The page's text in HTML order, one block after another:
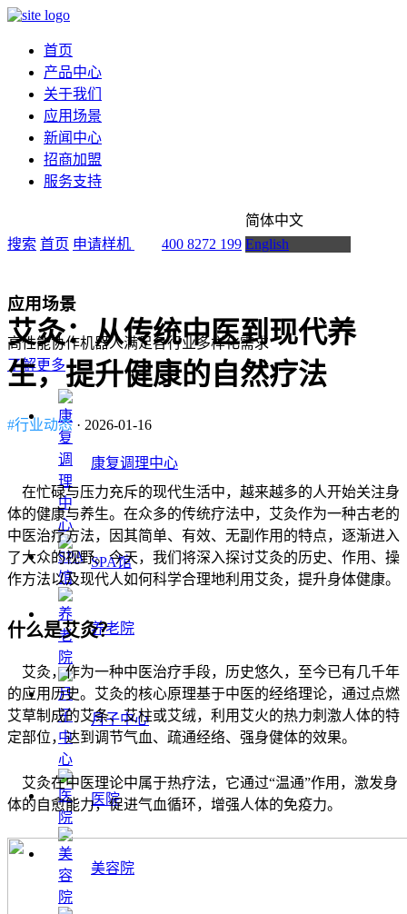
首页
产品中心
关于我们
应用场景
新闻中心
招商加盟
服务支持
搜索 首页 申请样机 400 8272 199
简体中文
English
应用场景
高性能协作机器人满足各行业多样化需求
了解更多
康复调理中心
SPA馆
养老院
月子中心
医院
美容院
艾灸：从传统中医到现代养
生，提升健康的自然疗法
#行业动态 · 2026-01-16
在忙碌与压力充斥的现代生活中，越来越多的人开始关注身
体的健康与养生。在众多的传统疗法中，艾灸作为一种古老的
中医治疗方法，因其简单、有效、无副作用的特点，逐渐进入
了大众的视野。今天，我们将深入探讨艾灸的历史、作用、操
作方法以及现代人如何科学合理地利用艾灸，提升身体健康。
什么是艾灸？
艾灸，作为一种中医治疗手段，历史悠久，至今已有几千年
的应用历史。艾灸的核心原理基于中医的经络理论，通过点燃
艾草制成的艾条、艾柱或艾绒，利用艾火的热力刺激人体的特
定部位，达到调节气血、疏通经络、强身健体的效果。
艾灸在中医理论中属于热疗法，它通过“温通”作用，激发身
体的自愈能力，促进气血循环，增强人体的免疫力。